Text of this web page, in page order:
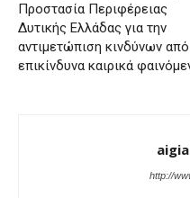
Προστασία Περιφέρειας
Δυτικής Ελλάδας για την
αντιμετώπιση κινδύνων από
επικίνδυνα καιρικά
http://